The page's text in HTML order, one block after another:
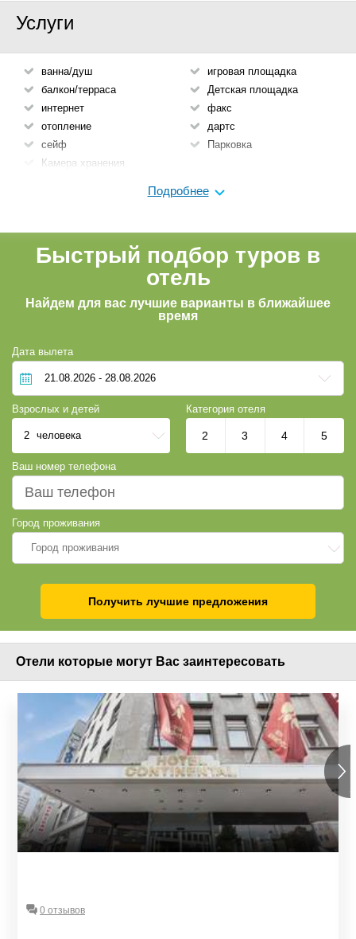
Услуги
ванна/душ
балкон/терраса
интернет
отопление
сейф
игровая площадка
Детская площадка
факс
дартс
Парковка
Камера хранения
Подробнее
Быстрый подбор туров в
отель
Найдем для вас лучшие варианты в ближайшее
время
Дата вылета
Взрослых и детей
2 человека
Категория отеля
2 3 4 5
Ваш номер телефона
Город проживания
Город проживания
Получить лучшие предложения
Отели которые могут Вас заинтересовать
0 отзывов